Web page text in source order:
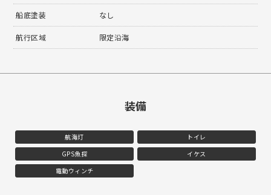
船底塗装 なし
航行区域 限定沿海
装備
航海灯
トイレ
GPS魚探
イケス
電動ウィンチ